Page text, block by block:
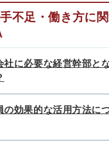
不足・働き方に
社に必要な経営幹部と
の効果的な活用方法に